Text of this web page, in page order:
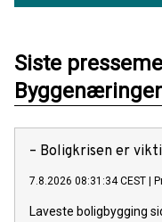
Siste
– Boligkrisen er
7.8.2026 08:31:34 CEST
Laveste boligbygging